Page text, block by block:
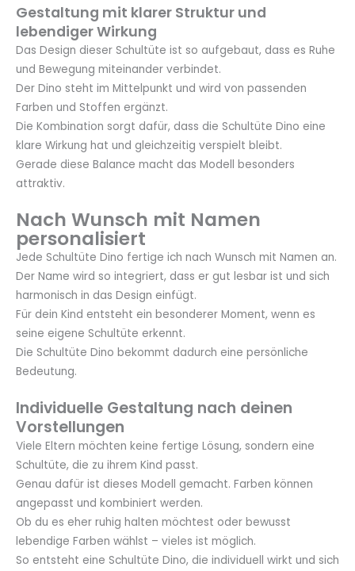
Gestaltung mit klarer Struktur und
lebendiger Wirkung
Das Design dieser Schultüte ist so aufgebaut, dass es Ruhe
und Bewegung miteinander verbindet.
Der Dino steht im Mittelpunkt und wird von passenden
Farben und Stoffen ergänzt.
Die Kombination sorgt dafür, dass die Schultüte Dino eine
klare Wirkung hat und gleichzeitig verspielt bleibt.
Gerade diese Balance macht das Modell besonders
attraktiv.
Nach Wunsch mit Namen
personalisiert
Jede Schultüte Dino fertige ich nach Wunsch mit Namen an.
Der Name wird so integriert, dass er gut lesbar ist und sich
harmonisch in das Design einfügt.
Für dein Kind entsteht ein besonderer Moment, wenn es
seine eigene Schultüte erkennt.
Die Schultüte Dino bekommt dadurch eine persönliche
Bedeutung.
Individuelle Gestaltung nach deinen
Vorstellungen
Viele Eltern möchten keine fertige Lösung, sondern eine
Schultüte, die zu ihrem Kind passt.
Genau dafür ist dieses Modell gemacht. Farben können
angepasst und kombiniert werden.
Ob du es eher ruhig halten möchtest oder bewusst
lebendige Farben wählst – vieles ist möglich.
So entsteht eine Schultüte Dino, die individuell wirkt und sich